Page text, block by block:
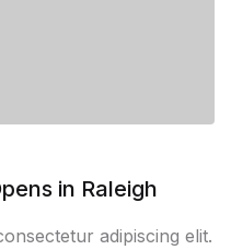
in Raleigh
adipiscing elit.